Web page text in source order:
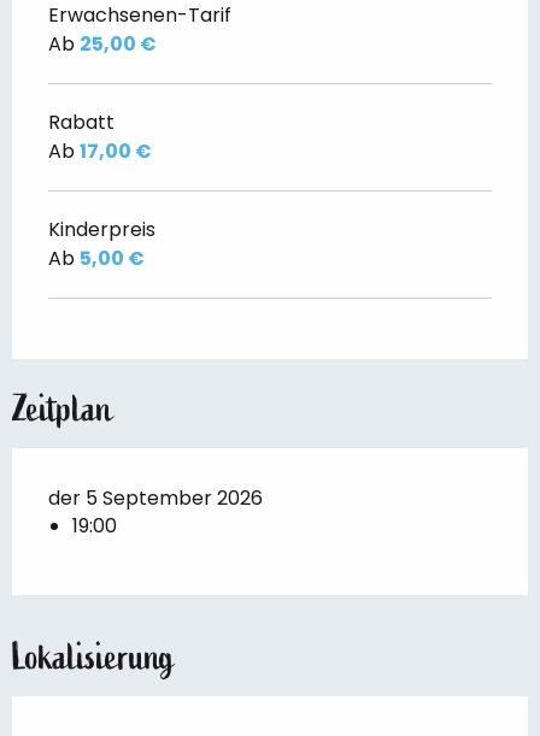
Erwachsenen-Tarif
Ab 25,00 €
Rabatt
Ab17,00 €
Kinderpreis
Ab 5,00 €
Zeitplan
der 5 September 2026
19:00
Lokalisierung